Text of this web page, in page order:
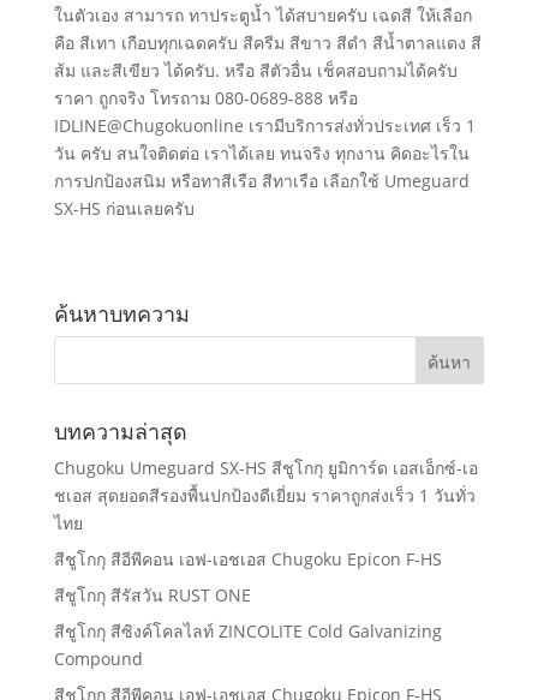
ในตัวเอง สามารถ ทาประตูน้ำ ได้สบายครับ เฉดสี ให้เลือก
คือ สีเทา เกือบทุกเฉดครับ สีครีม สีขาว สีดำ สีน้ำตาลแดง สี
ส้ม และสีเขียว ได้ครับ. หรือ สีตัวอื่น เช็คสอบถามได้ครับ
ราคา ถูกจริง โทรถาม 080-0689-888 หรือ
IDLINE@Chugokuonline เรามีบริการส่งทั่วประเทศ เร็ว 1
วัน ครับ สนใจติดต่อ เราได้เลย ทนจริง ทุกงาน คิดอะไรใน
การปกป้องสนิม หรือทาสีเรือ สีทาเรือ เลือกใช้ Umeguard
SX-HS ก่อนเลยครับ
ค้นหาบทความ
บทความล่าสุด
Chugoku Umeguard SX-HS สีชูโกกุ ยูมิการ์ด เอสเอ็กซ์-เอ
ชเอส สุดยอดสีรองพื้นปกป้องดีเยี่ยม ราคาถูกส่งเร็ว 1 วันทั่ว
ไทย
สีชูโกกุ สีอีพีคอน เอฟ-เอชเอส Chugoku Epicon F-HS
สีชูโกกุ สีรัสวัน RUST ONE
สีชูโกกุ สีซิงค์โคลไลท์ ZINCOLITE Cold Galvanizing
Compound
สีชูโกกุ สีอีพีคอน เอฟ-เอชเอส Chugoku Epicon F-HS